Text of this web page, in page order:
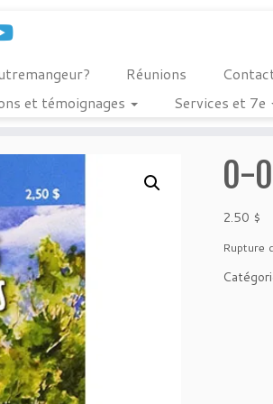
Réunions
et témoignages
Services et 7e
O-
2.50 $
Rupture